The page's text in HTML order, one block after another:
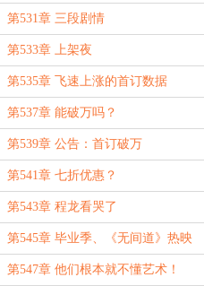
第531章 三段剧情
第533章 上架夜
第535章 飞速上涨的首订数据
第537章 能破万吗？
第539章 公告：首订破万
第541章 七折优惠？
第543章 程龙看哭了
第545章 毕业季、《无间道》热映
第547章 他们根本就不懂艺术！